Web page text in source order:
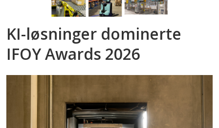
KI-løsninger dominerte
IFOY Awards 2026